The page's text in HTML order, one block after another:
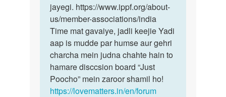
jayegi. https://www.ippf.org/about-
us/member-associations/india
Time mat gavaiye, jadli keejie Yadi
aap is mudde par humse aur gehri
charcha mein judna chahte hain to
hamare disccsion board “Just
Poocho” mein zaroor shamil ho!
https://lovematters.in/en/forum